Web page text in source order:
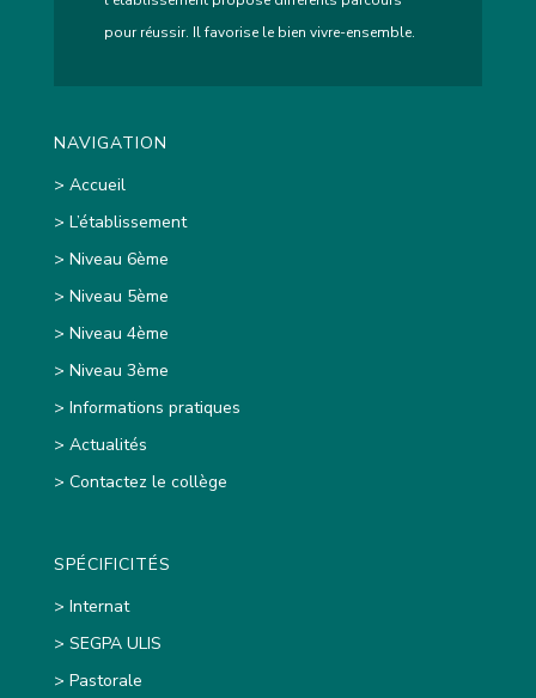
pour réussir. Il favorise le bien vivre-ensemble.
NAVIGATION
> Accueil
> L’établissement
> Niveau 6ème
> Niveau 5ème
> Niveau 4ème
> Niveau 3ème
> Informations pratiques
> Actualités
> Contactez le collège
SPÉCIFICITÉS
> Internat
> SEGPA ULIS
> Pastorale